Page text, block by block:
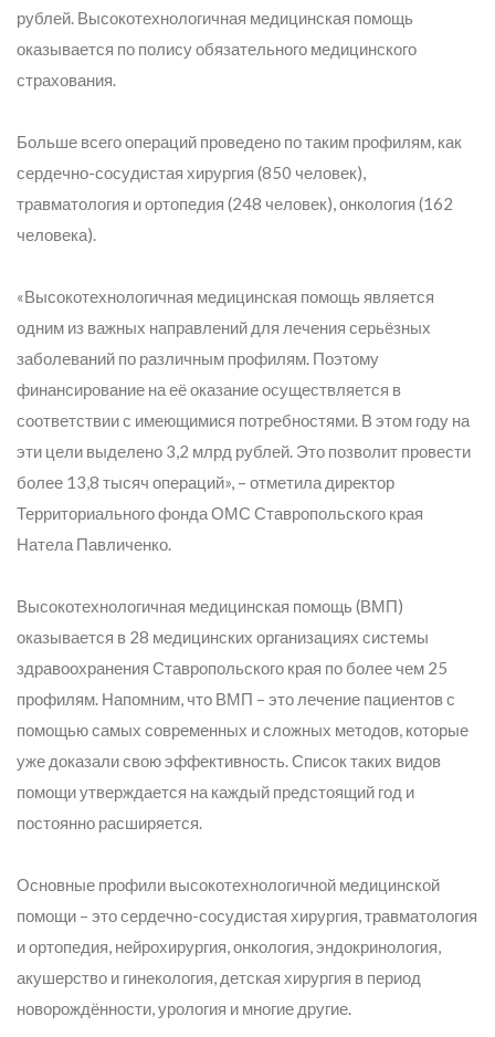
рублей. Высокотехнологичная медицинская помощь
оказывается по полису обязательного медицинского
страхования.
Больше всего операций проведено по таким профилям, как
сердечно-сосудистая хирургия (850 человек),
травматология и ортопедия (248 человек), онкология (162
человека).
«Высокотехнологичная медицинская помощь является
одним из важных направлений для лечения серьёзных
заболеваний по различным профилям. Поэтому
финансирование на её оказание осуществляется в
соответствии с имеющимися потребностями. В этом году на
эти цели выделено 3,2 млрд рублей. Это позволит провести
более 13,8 тысяч операций», – отметила директор
Территориального фонда ОМС Ставропольского края
Натела Павличенко.
Высокотехнологичная медицинская помощь (ВМП)
оказывается в 28 медицинских организациях системы
здравоохранения Ставропольского края по более чем 25
профилям. Напомним, что ВМП – это лечение пациентов с
помощью самых современных и сложных методов, которые
уже доказали свою эффективность. Список таких видов
помощи утверждается на каждый предстоящий год и
постоянно расширяется.
Основные профили высокотехнологичной медицинской
помощи – это сердечно-сосудистая хирургия, травматология
и ортопедия, нейрохирургия, онкология, эндокринология,
акушерство и гинекология, детская хирургия в период
новорождённости, урология и многие другие.